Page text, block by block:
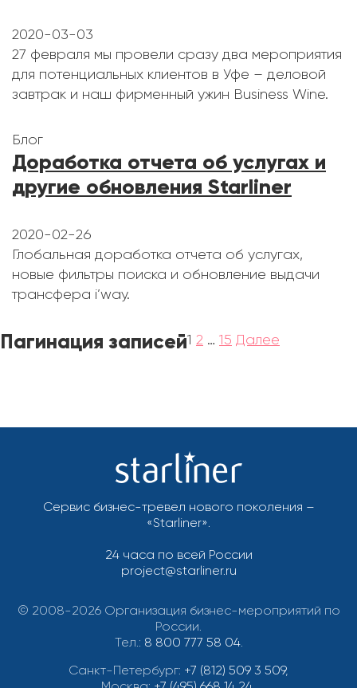
2020-03-03
27 февраля мы провели сразу два мероприятия
для потенциальных клиентов в Уфе – деловой
завтрак и наш фирменный ужин Business Wine.
Блог
Доработка отчета об услугах и
другие обновления Starliner
2020-02-26
Глобальная доработка отчета об услугах,
новые фильтры поиска и обновление выдачи
трансфера i’way.
Пагинация записей1 2 … 15 Далее
Сервис бизнес-тревел нового поколения –
«Starliner».
24 часа по всей России
project@starliner.ru
© 2008-2026 Организация бизнес-мероприятий по
России.
Тел.: 8 800 777 58 04.
Санкт-Петербург: +7 (812) 509 3 509,